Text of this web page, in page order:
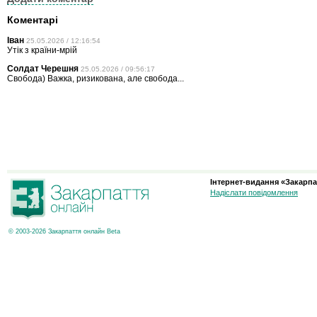
Коментарі
Іван 25.05.2026 / 12:16:54
Утік з країни-мрій
Солдат Черешня 25.05.2026 / 09:56:17
Свобода) Важка, ризикована, але свобода...
© 2003-2026 Закарпаття онлайн Beta
Інтернет-видання
Надіслати повідомлення